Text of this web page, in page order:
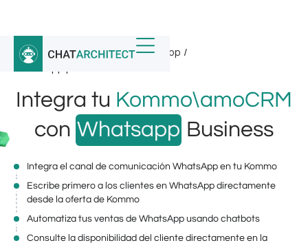
Inicio Integraciones de WhatsApp /
WhatsApp para Kommo
Integra tu Kommo\amoCRM
con Whatsapp Business
Integra el canal de comunicación WhatsApp en tu Kommo
Escribe primero a los clientes en WhatsApp directamente
desde la oferta de Kommo
Automatiza tus ventas de WhatsApp usando chatbots
Consulte la disponibilidad del cliente directamente en la